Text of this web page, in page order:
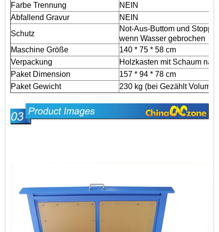
Farbe Trennung
NEIN
Abfallend Gravur
NEIN
Schutz
Not-Aus-Buttom und Stopp
wenn Wasser gebrochen
Maschine Größe
140 * 75 * 58 cm
Verpackung
Holzkasten mit Schaum
Paket Dimension
157 * 94 * 78 cm
Paket Gewicht
230 kg (bei Gezählt